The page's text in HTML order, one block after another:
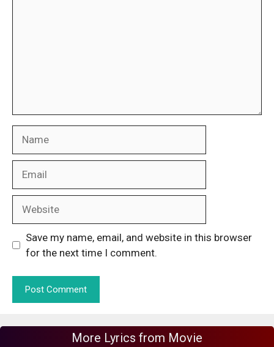
Save my name, email, and website in this browser
for the next time I comment.
More Lyrics from Movie